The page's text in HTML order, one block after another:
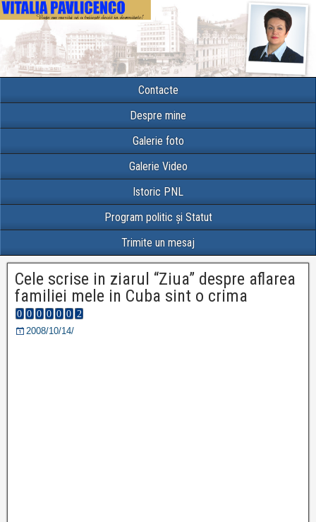
Contacte
Despre mine
Galerie foto
Galerie Video
Istoric PNL
Program politic și Statut
Trimite un mesaj
Cele scrise in ziarul “Ziua” despre aflarea
familiei mele in Cuba sint o crima
2008/10/14/